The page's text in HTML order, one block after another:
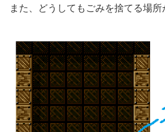
また、どうしてもごみを捨てる場